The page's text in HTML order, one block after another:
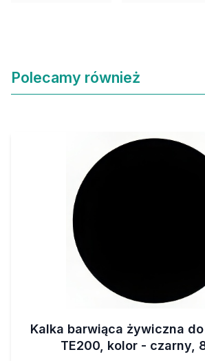
Polecamy również
Kalka barwiąca żywiczna
TE200, kolor - czarny,